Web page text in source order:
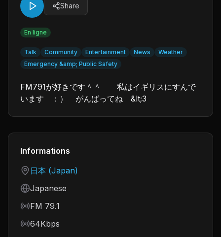
Share
En ligne
Talk Community Entertainment News
Weather
Emergency &amp; Public Safety
FM791が好きです＾＾ 私はイギリスにすんで
います ：） がんばってね &lt;3
Informations
Country
日本 (Japan)
Language
Japanese
Frequency
FM 79.1
Bitrate
64Kbps